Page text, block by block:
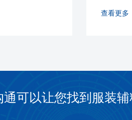
查看更多
通可以让您找到服装